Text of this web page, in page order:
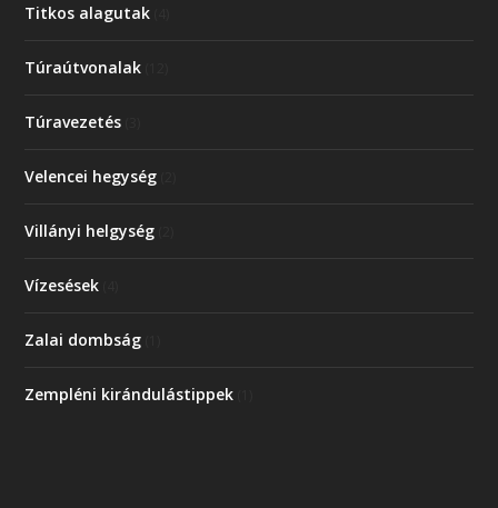
Titkos alagutak
Túraútvonalak
Túravezetés
Velencei hegység
Villányi helgység
Vízesések
Zalai dombság
Zempléni kirándulástippek